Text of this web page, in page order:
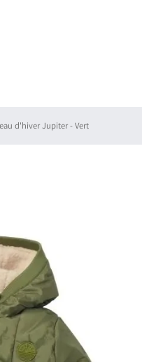
d'hiver Jupiter - Vert